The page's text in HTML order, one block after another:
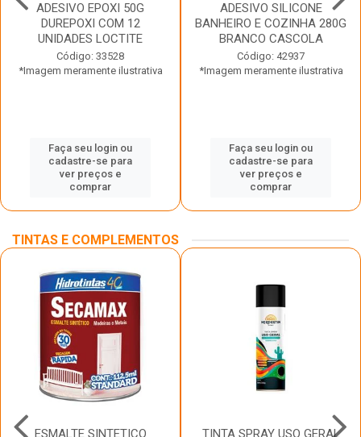
ADESIVO EPOXI 50G
DUREPOXI COM 12
UNIDADES LOCTITE
Código: 33528
*Imagem meramente ilustrativa
Faça seu login ou
cadastre-se para
ver preços e
comprar
ADESIVO SILICONE
BANHEIRO E COZINHA 280G
BRANCO CASCOLA
Código: 42937
*Imagem meramente ilustrativa
Faça seu login ou
cadastre-se para
ver preços e
comprar
TINTAS E COMPLEMENTOS
ESMALTE SINTETICO TINTA SPRAY USO GERAL